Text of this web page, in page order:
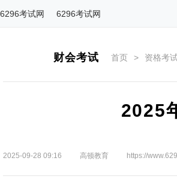
6296考试网 6296考试网
财会考试 首页 > 资格考试
2025
2025-09-28 09:16 高顿教育 https://